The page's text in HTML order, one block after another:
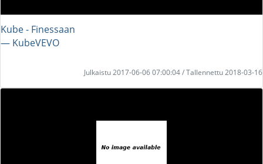
Kube - Finessaan
― KubeVEVO
Julkaistu 2017-06-06 07:00:04 / Tallennettu 2018-03-16